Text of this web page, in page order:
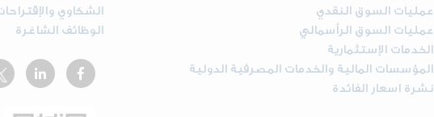
عمليات السوق النقدي
عمليات السوق الرأسمالي
الخدمات الإستثمارية
المؤسسات المالية والخدمات المصرفية الدولية
نشرة اسعار الفائدة
الشكاوي
الوظائف الشاغرة